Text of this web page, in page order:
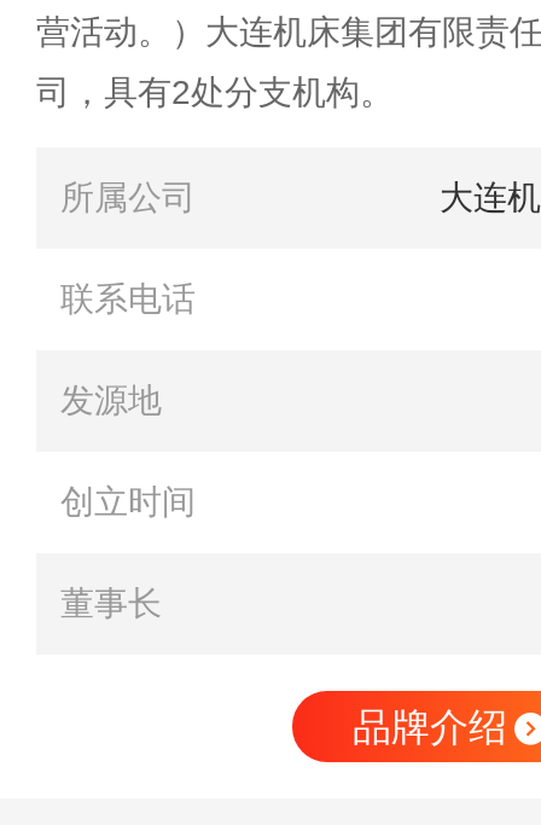
营活动。）大连机床集团有限责
司，具有2处分支机构。
所属公司 大连
联系电话
发源地
创立时间
董事长
品牌介绍